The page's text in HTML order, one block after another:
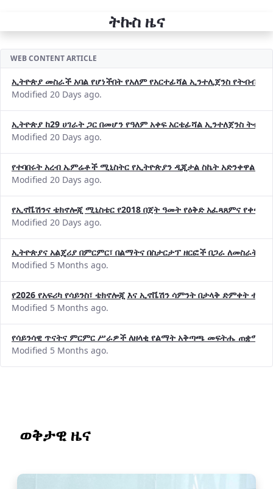
ትኩስ ዜና
WEB CONTENT ARTICLE
ኢትዮጵያ መስራች አባል የሆነችበት የአለም የአርተፊሻል ኢንተሊጀንስ የትብብር
Modified 20 Days ago.
ኢትዮጵያ ከ29 ሀገራት ጋር በመሆን የዓለም አቀፍ አርቴፊሻል ኢንተለጀንስ
Modified 20 Days ago.
የተባበሩት አረብ ኤምሬቶች ሚኒስትር የኢትዮጵያን ዲጂታል ስኬት አድንቀዋል
Modified 20 Days ago.
የኢኖቬሽንና ቴክኖሎጂ ሚኒስቴር የ2018 በጀት ዓመት የዕቅድ አፈጻጸምና
Modified 20 Days ago.
ኢትዮጵያና አልጄሪያ በምርምር፣ በልማትና በስታርታፕ ዘርፎች በጋራ ለመስራት
Modified 5 Months ago.
የ2026 የአፍሪካ የሳይንስ፣ ቴክኖሎጂ እና ኢኖቬሽን ሳምንት በታላቅ ድምቀት
Modified 5 Months ago.
የሳይንሳዊ ጥናትና ምርምር ሥራዎች ለዘላቂ የልማት አቅጣጫ መፍትሔ ጠቋሚ
Modified 5 Months ago.
ወቅታዊ ዜና